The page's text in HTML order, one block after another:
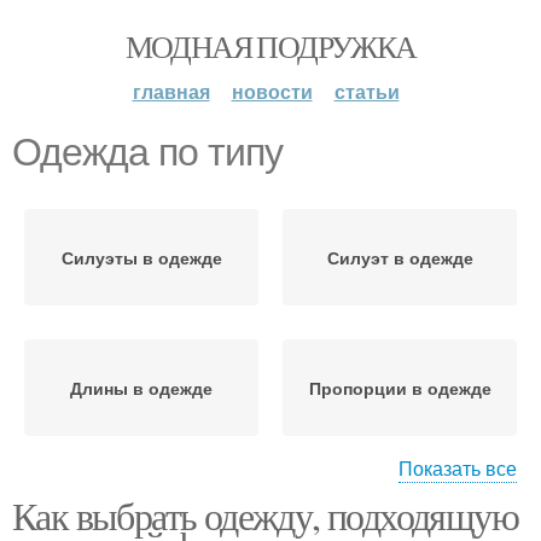
МОДНАЯ ПОДРУЖКА
главная новости статьи
Одежда по типу
Силуэты в одежде Силуэт в одежде
Длины в одежде Пропорции в одежде
Редкий тип Одежды по параметрам
Показать все
Как выбрать одежду, подходящую